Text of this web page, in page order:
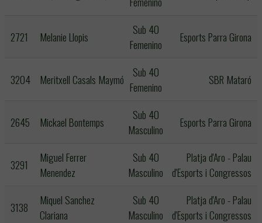
2721 Melanie Llopis
Sub 40
Femenino
Esports Parra Girona
3204 Meritxell Casals Maymó
Sub 40
Femenino
SBR Mataró
2645 Mickael Bontemps
Sub 40
Masculino
Esports Parra Girona
3291
Miguel Ferrer
Menendez
Sub 40
Masculino
Platja d'Aro - Palau
d'Esports i Congressos
3138
Miquel Sanchez
Clariana
Sub 40
Masculino
Platja d'Aro - Palau
d'Esports i Congressos